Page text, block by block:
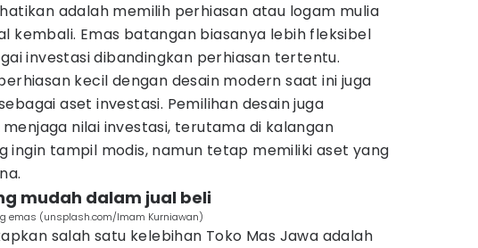
adalah memilih perhiasan atau logam mulia
kembali. Emas batangan biasanya lebih fleksibel
investasi dibandingkan perhiasan tertentu.
kecil dengan desain modern saat ini juga
aset investasi. Pemilihan desain juga
nilai investasi, terutama di kalangan
ingin tampil modis, namun tetap memiliki aset yang
mudah dalam jual beli
emas (unsplash.com/Imam Kurniawan)
salah satu kelebihan Toko Mas Jawa adalah